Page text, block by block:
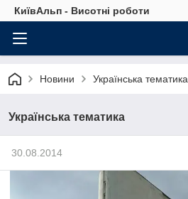
КиївАльп - Висотні роботи
Новини Українська тематика
Українська тематика
30.08.2014